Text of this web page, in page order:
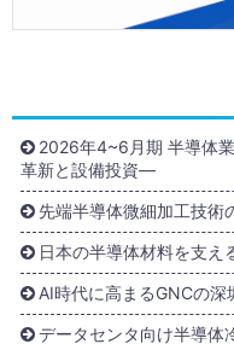
2026年4~6月期 半導体
革新と設備投資―
先端半導体微細加工技術
日本の半導体材料を支え
AI時代に高まるGNCの深
データセンタ向け半導体